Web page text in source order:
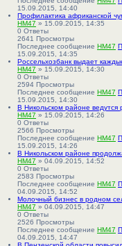
15.09.2015, 14:40
Профилактика африканской
HM47 » 15.09.2015, 14:35
0 Ответы
2641 Просмотры
Последнее сообщение HM47
15.09.2015, 14:35
Россельхозбанк выдает
HM47 » 15.09.2015, 14:30
0 Ответы
2594 Просмотры
Последнее сообщение HM47
15.09.2015, 14:30
В Никольском районе ведутся
HM47 » 15.09.2015, 14:26
0 Ответы
2566 Просмотры
Последнее сообщение HM47
15.09.2015, 14:26
В Никольском районе
HM47 » 04.09.2015, 14:52
0 Ответы
2583 Просмотры
Последнее сообщение HM47
04.09.2015, 14:52
Молочный бизнес в родном
HM47 » 04.09.2015, 14:47
0 Ответы
2526 Просмотры
Последнее сообщение HM47
04.09.2015, 14:47